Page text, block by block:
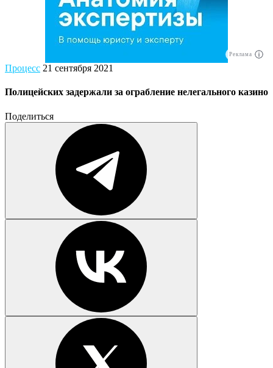
Реклама
Процесс 21 сентября 2021
Полицейских задержали за ограбление нелегального казино
Поделиться